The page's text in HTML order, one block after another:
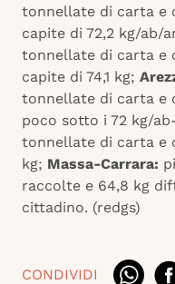
tonnellate di carta e
capite di 72,2 kg/ab/
tonnellate di carta e
capite di 74,1 kg;
tonnellate di carta e
poco sotto i 72 kg/
tonnellate di carta e
kg; Massa-Carrara:
raccolte e 64,8 kg
cittadino. (redgs)
CONDIVIDI